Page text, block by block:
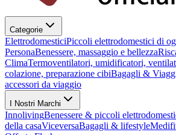
Categorie
ElettrodomesticiPiccoli elettrodomestici di
PersonaBenessere, massaggio e bellezza
ClimaTermoventilatori, umidificatori,
colazione, preparazione cibiBagagli &
accessori da viaggio
I Nostri Marchi
InnolivingBenessere & piccoli
della casaViceversaBagagli & lifestyle